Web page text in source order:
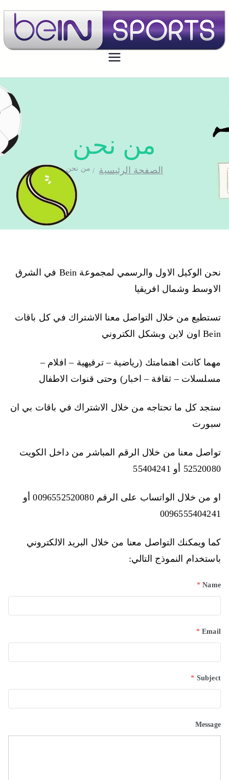
بي ان سبورت الكويت
تجديد اشتراك بي ان سبورت اون لاين
من نحن
الصفحة الرئيسية من نحن
نحن الوكيل الاول والرسمي لمجموعة Bein في الشرق
الاوسط وشمال افريقيا
تستطيع من خلال التواصل معنا الاشتراك في كل باقات
Bein اون لاين وبشكل الكتروني
مهما كانت اهتمامتك (رياضية – ترفيهية – افلام –
مسلسلات – ثقافة – اخبار) وحتى قنوات الاطفال
ستجد كل ما تحتاجه من خلال الاشتراك في باقات بي ان
سبورت
تواصل معنا من خلال الرقم المباشر من داخل الكويت
52520080 أو 55404241
او من خلال الواتساب على الرقم 0096552520080 أو
0096555404241
كما ويمكنك التواصل معنا من خلال البريد الالكتروني
باستخدام النموذج التالي:
Name
*
Email
*
Subject
*
Message